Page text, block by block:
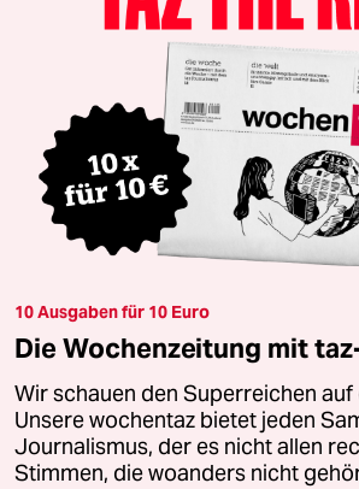
10 Ausgaben für 10 Euro
Die Wochenzeitung mit
Wir schauen den Superreichen auf
Unsere wochentaz bietet jeden
Journalismus, der es nicht allen
Stimmen, die woanders nicht